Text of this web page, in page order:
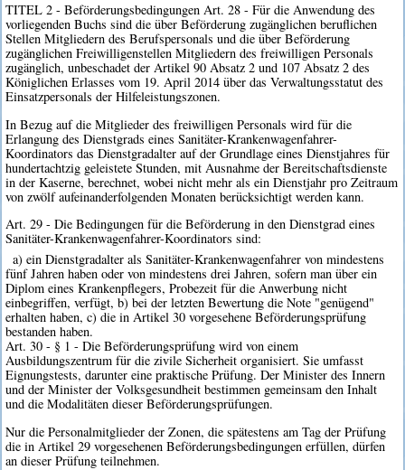
TITEL 2 - Beförderungsbedingungen Art. 28 - Für die Anwendung des
vorliegenden Buchs sind die über Beförderung zugänglichen beruflichen
Stellen Mitgliedern des Berufspersonals und die über Beförderung
zugänglichen Freiwilligenstellen Mitgliedern des freiwilligen Personals
zugänglich, unbeschadet der Artikel 90 Absatz 2 und 107 Absatz 2 des
Königlichen Erlasses vom 19. April 2014 über das Verwaltungsstatut des
Einsatzpersonals der Hilfeleistungszonen.
In Bezug auf die Mitglieder des freiwilligen Personals wird für die
Erlangung des Dienstgrads eines Sanitäter-Krankenwagenfahrer-
Koordinators das Dienstgradalter auf der Grundlage eines Dienstjahres für
hundertachtzig geleistete Stunden, mit Ausnahme der Bereitschaftsdienste
in der Kaserne, berechnet, wobei nicht mehr als ein Dienstjahr pro Zeitraum
von zwölf aufeinanderfolgenden Monaten berücksichtigt werden kann.
Art. 29 - Die Bedingungen für die Beförderung in den Dienstgrad eines
Sanitäter-Krankenwagenfahrer-Koordinators sind:
a) ein Dienstgradalter als Sanitäter-Krankenwagenfahrer von mindestens
fünf Jahren haben oder von mindestens drei Jahren, sofern man über ein
Diplom eines Krankenpflegers, Probezeit für die Anwerbung nicht
einbegriffen, verfügt, b) bei der letzten Bewertung die Note "genügend"
erhalten haben, c) die in Artikel 30 vorgesehene Beförderungsprüfung
bestanden haben.
Art. 30 - § 1 - Die Beförderungsprüfung wird von einem
Ausbildungszentrum für die zivile Sicherheit organisiert. Sie umfasst
Eignungstests, darunter eine praktische Prüfung. Der Minister des Innern
und der Minister der Volksgesundheit bestimmen gemeinsam den Inhalt
und die Modalitäten dieser Beförderungsprüfungen.
Nur die Personalmitglieder der Zonen, die spätestens am Tag der Prüfung
die in Artikel 29 vorgesehenen Beförderungsbedingungen erfüllen, dürfen
an dieser Prüfung teilnehmen.